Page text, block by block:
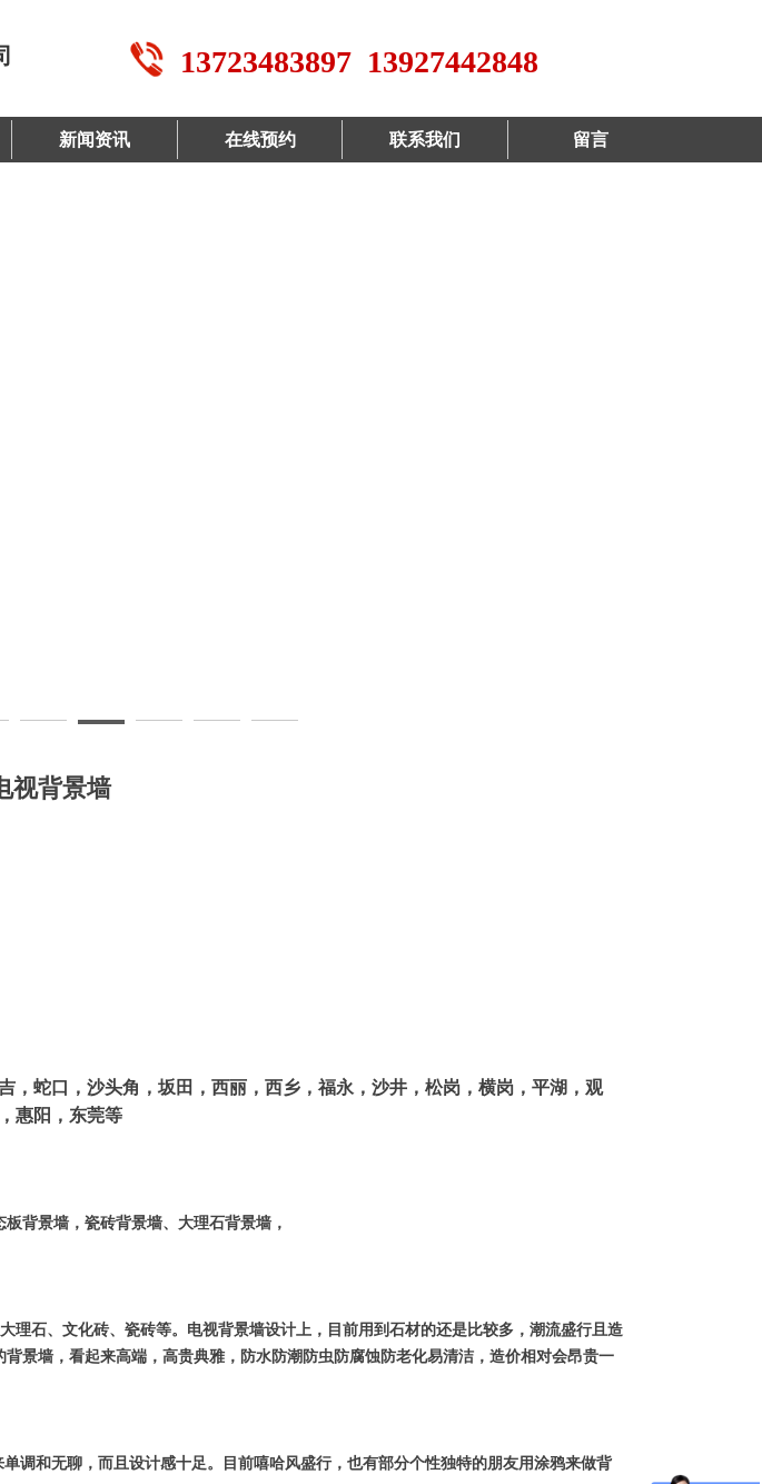
新闻资讯 在线预约 联系我们 留言
13723483897 13927442848
视背景墙
蛇口，沙头角，坂田，西丽，西乡，福永，沙井，松岗，横岗，平湖，观
惠阳，东莞等
背景墙，瓷砖背景墙、大理石背景墙，
石、文化砖、瓷砖等。电视背景墙设计上，目前用到石材的还是比较多，潮流盛行且造
景墙，看起来高端，高贵典雅，防水防潮防虫防腐蚀防老化易清洁，造价相对会昂贵一
调和无聊，而且设计感十足。目前嘻哈风盛行，也有部分个性独特的朋友用涂鸦来做背